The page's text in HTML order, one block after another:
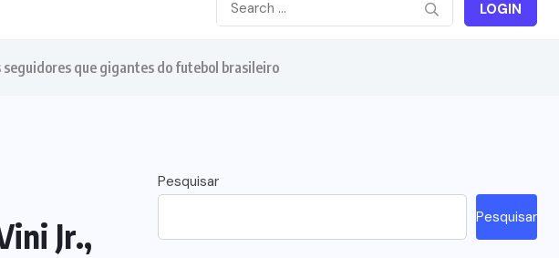
LOGIN
seguidores que gigantes do futebol brasileiro
Jr.,
Pesquisar
Pesquisar